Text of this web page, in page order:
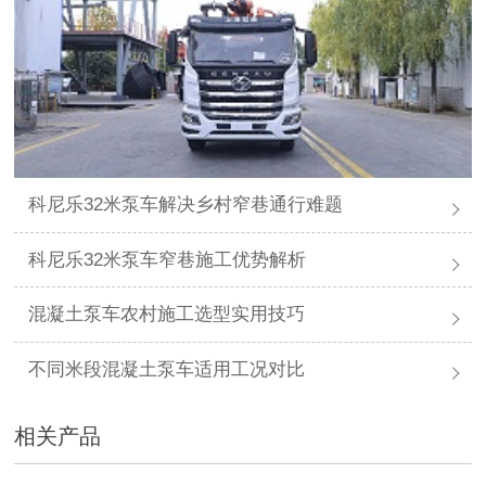
科尼乐32米泵车解决乡村窄巷通行难题
科尼乐32米泵车窄巷施工优势解析
混凝土泵车农村施工选型实用技巧
不同米段混凝土泵车适用工况对比
相关产品